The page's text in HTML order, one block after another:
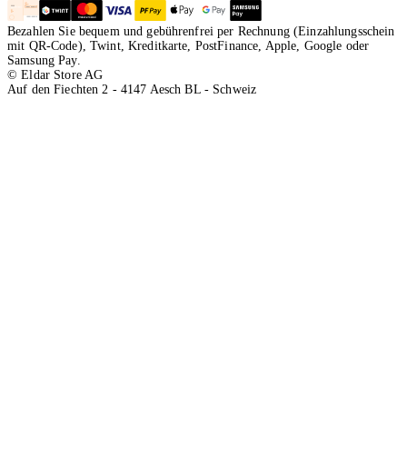
Bezahlen Sie bequem und gebührenfrei per Rechnung (Einzahlungsschein
mit QR-Code), Twint, Kreditkarte, PostFinance, Apple, Google oder
Samsung Pay.
© Eldar Store AG
Auf den Fiechten 2 - 4147 Aesch BL - Schweiz